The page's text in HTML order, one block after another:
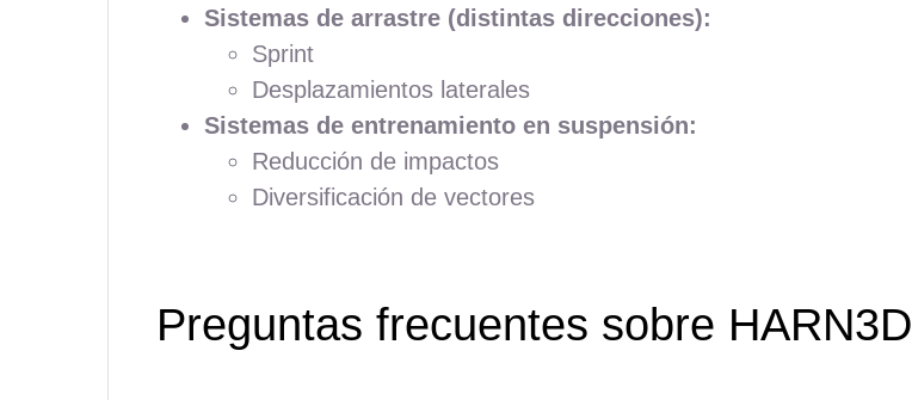
Sistemas de arrastre (distintas direcciones):
Sprint
Desplazamientos laterales
Sistemas de entrenamiento en suspensión:
Reducción de impactos
Diversificación de vectores
Preguntas frecuentes sobre HARN3D